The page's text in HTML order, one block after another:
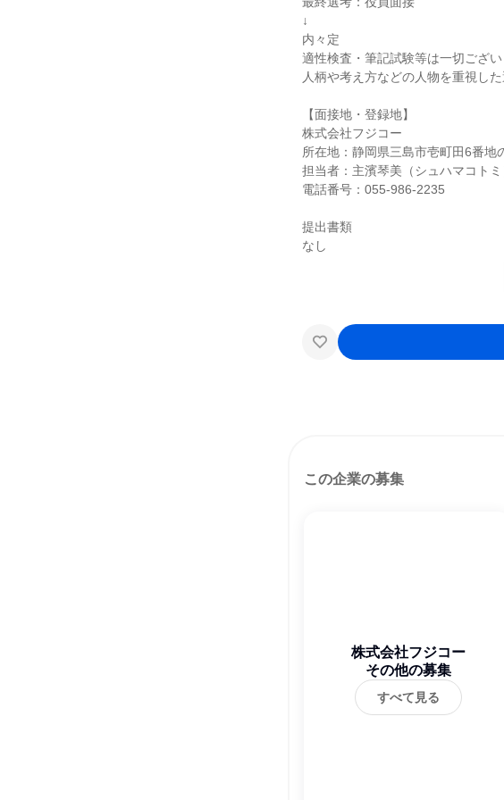
↓
内々定
適性検査・筆記試験等は一切ござ
人柄や考え方などの人物を重視し
【面接地・登録地】
株式会社フジコー
所在地：静岡県三島市壱町田6番地
担当者：主濱琴美（シュハマコトミ
電話番号：055-986-2235
提出書類
なし
この企業の募集
株式会社フジコー
その他の募集
すべて見る